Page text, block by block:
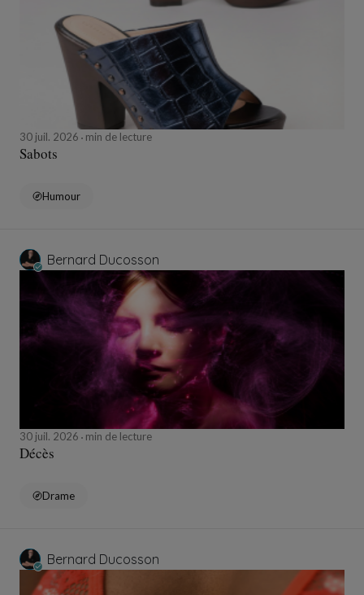
30 juil. 2026 min de lecture
Sabots
Humour
Bernard Ducosson
30 juil. 2026 min de lecture
Décès
Drame
Bernard Ducosson